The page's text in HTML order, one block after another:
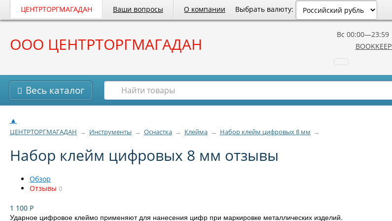
ЦЕНТРТОРГМАГАДАН Ваши вопросы О компании Выбрать валюту:
ООО ЦЕНТРТОРГМАГАДАН Вс 00:00—23:59
Весь каталог
▲
ЦЕНТРТОРГМАГАДАН → Инструменты → Оснастка → Клейма → Набор клейм цифровых 8 мм →
Набор клейм цифровых 8 мм отзывы
Обзор
Отзывы 0
1 100 Р
Ударное цифровое клеймо применяют для нанесения цифр при маркировке металлических изделий.